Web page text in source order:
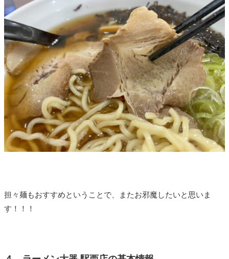
担々麺もおすすめということで、またお邪魔したいと思いま
す！！！